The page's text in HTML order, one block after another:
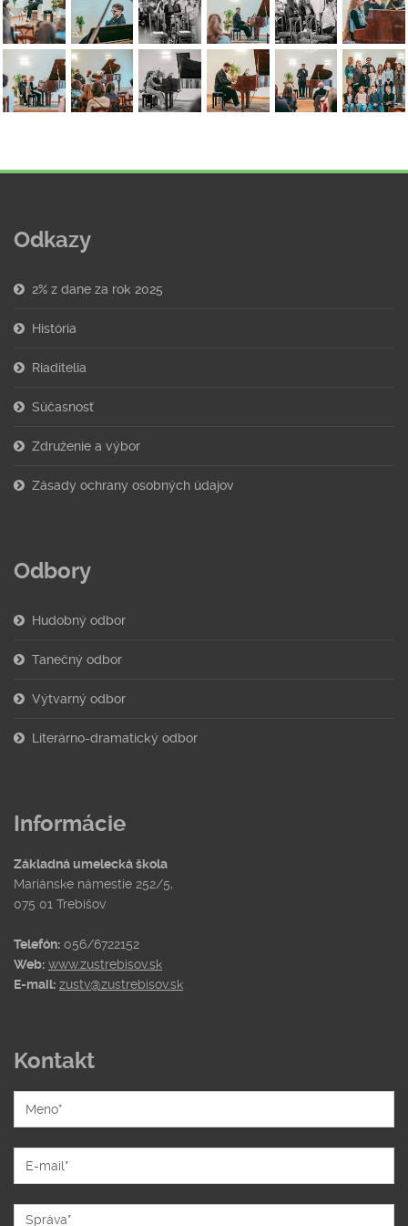
Odkazy
2% z dane za rok 2025
História
Riaditelia
Súčasnosť
Združenie a výbor
Zásady ochrany osobných údajov
Odbory
Hudobný odbor
Tanečný odbor
Výtvarný odbor
Literárno-dramatický odbor
Informácie
Základná umelecká škola
Mariánske námestie 252/5,
075 01 Trebišov
Telefón: 056/6722152
Web: www.zustrebisov.sk
E-mail: zustv@zustrebisov.sk
Kontakt